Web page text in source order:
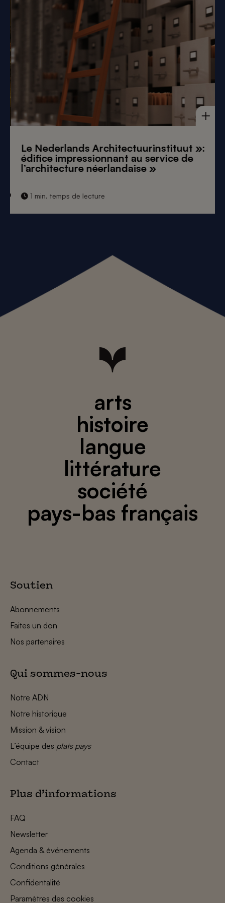
Le Nederlands Architectuurinstituut »:
édifice impressionnant au service de
l’architecture néerlandaise »
1 min. temps de lecture
arts
histoire
langue
littérature
société
pays-bas français
Soutien
Abonnements
Faites un don
Nos partenaires
Qui sommes-nous
Notre ADN
Notre historique
Mission & vision
L’équipe des plats pays
Contact
Plus d’informations
FAQ
Newsletter
Agenda & événements
Conditions générales
Confidentalité
Paramètres des cookies